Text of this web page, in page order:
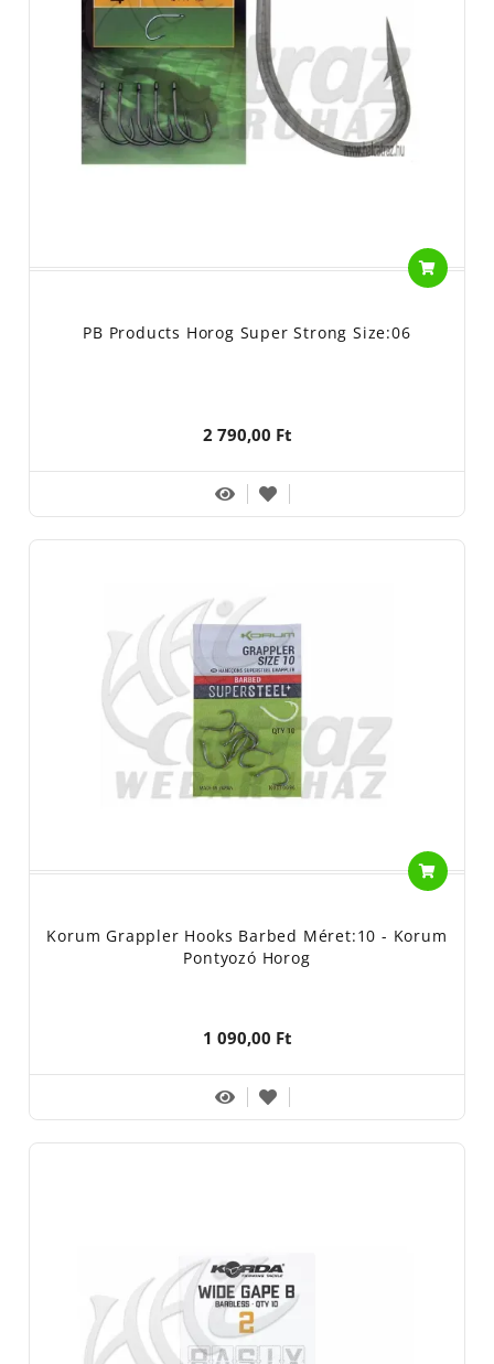
PB Products Horog Super Strong Size:06
2 790,00 Ft
Korum Grappler Hooks Barbed Méret:10 - Korum
Pontyozó Horog
1 090,00 Ft